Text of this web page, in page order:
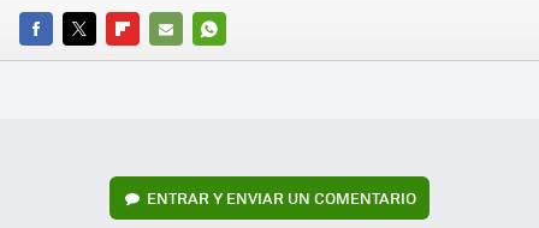
FACEBOOK
TWITTERFLIPBOARD
E-
WHATSAPP
ENTRAR Y ENVIAR UN COMENTARIO